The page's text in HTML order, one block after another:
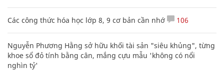
Các công thức hóa học lớp 8, 9 cơ bản cần nhớ 106
Nguyễn Phương Hằng sở hữu khối tài sản "siêu khủng", từng
khoe sổ đỏ tính bằng cân, mắng cựu mẫu 'không có nổi
nghìn tỷ'